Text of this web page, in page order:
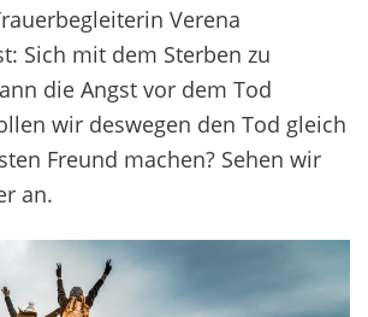
Verena
Sich mit dem Sterben zu
die Angst vor dem Tod
wir deswegen den Tod gleich
Freund machen? Sehen wir
an.